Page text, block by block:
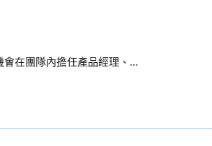
在團隊內擔任產品經理、...